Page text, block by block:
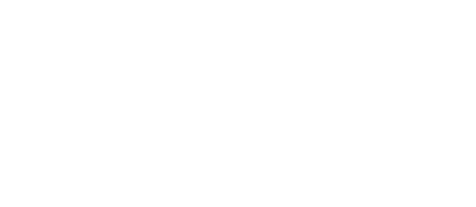
Euro/Master, JCB, Visa, EC a American Express. Mestská/turistická daň sa platí na mieste.
Euro/Master, JCB, Visa, EC a American Express. Mestská/turistická daň sa platí na mieste.